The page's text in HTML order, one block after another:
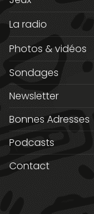
La radio
Photos & vidéos
Sondages
Newsletter
Bonnes Adresses
Podcasts
Contact